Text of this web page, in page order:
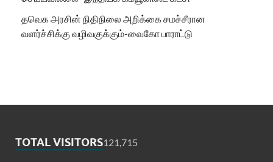
தவெக அரசின் நிதிநிலை அறிக்கை சமச்சீரான
வளர்ச்சிக்கு வழிவகுக்கும்-வைகோ பாராட்டு
TOTAL VISITORS121,715